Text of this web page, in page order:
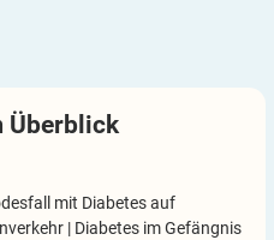
Überblick
mit Diabetes auf
| Diabetes im Gefängnis